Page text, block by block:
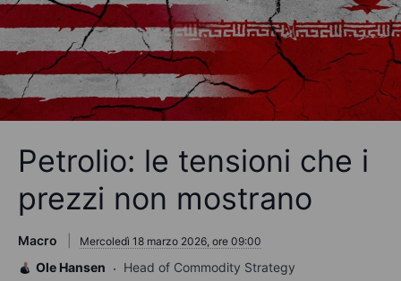
Petrolio: le tensioni che i
prezzi non mostrano
Macro Mercoledì 18 marzo 2026, ore 09:00
Ole Hansen Head of Commodity Strategy